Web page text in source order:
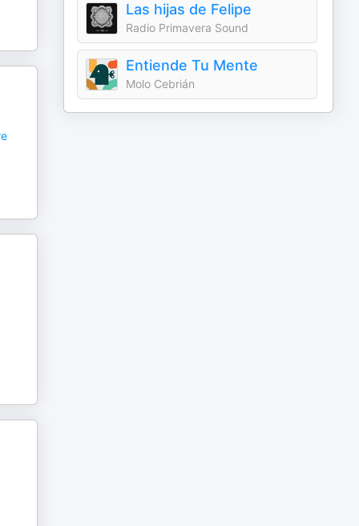
Las hijas de Felipe
Radio Primavera Sound
Entiende Tu Mente
Molo Cebrián